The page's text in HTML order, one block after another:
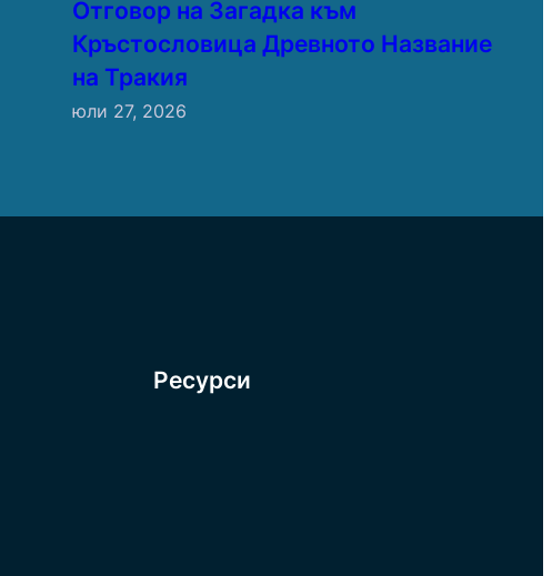
Отговор на Загадка към
Кръстословица Древното Название
на Тракия
юли 27, 2026
Ресурси